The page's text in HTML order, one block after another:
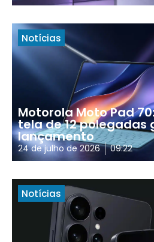
Notícias
Motorola Moto Pad
tela de 12 polegadas
lançamento
24 de julho de 2026 09:22
Notícias